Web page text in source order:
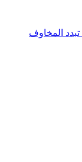
تبدد المخاوف